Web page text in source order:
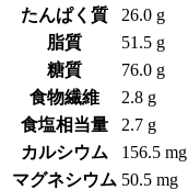
たんぱく質
26.0 g
脂質
51.5 g
糖質
76.0 g
食物繊維
2.8 g
食塩相当量
2.7 g
カルシウム
156.5 mg
マグネシウム 50.5 mg